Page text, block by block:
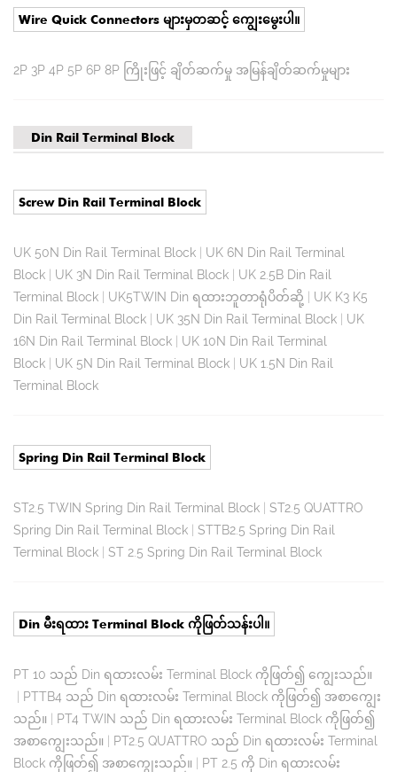
Wire Quick Connectors များမှတဆင့် ကျွေးမွေးပါ။
2P 3P 4P 5P 6P 8P ကြိုးဖြင့် ချိတ်ဆက်မှု အမြန်ချိတ်ဆက်မှုများ
Din Rail Terminal Block
Screw Din Rail Terminal Block
UK 50N Din Rail Terminal Block
UK 6N Din Rail Terminal
Block
UK 3N Din Rail Terminal Block
UK 2.5B Din Rail
Terminal Block
UK5TWIN Din ရထားဘူတာရုံပိတ်ဆို့
UK K3 K5
Din Rail Terminal Block
UK 35N Din Rail Terminal Block
UK
16N Din Rail Terminal Block
UK 10N Din Rail Terminal
Block
UK 5N Din Rail Terminal Block
UK 1.5N Din Rail
Terminal Block
Spring Din Rail Terminal Block
ST2.5 TWIN Spring Din Rail Terminal Block
ST2.5 QUATTRO
Spring Din Rail Terminal Block
STTB2.5 Spring Din Rail
Terminal Block
ST 2.5 Spring Din Rail Terminal Block
Din မီးရထား Terminal Block ကိုဖြတ်သန်းပါ။
PT 10 သည် Din ရထားလမ်း Terminal Block ကိုဖြတ်၍ ကျွေးသည်။
PTTB4 သည် Din ရထားလမ်း Terminal Block ကိုဖြတ်၍ အစာကျွေး
သည်။
PT4 TWIN သည် Din ရထားလမ်း Terminal Block ကိုဖြတ်၍
အစာကျွေးသည်။
PT2.5 QUATTRO သည် Din ရထားလမ်း Terminal
Block ကိုဖြတ်၍ အစာကျွေးသည်။
PT 2.5 ကို Din ရထားလမ်း